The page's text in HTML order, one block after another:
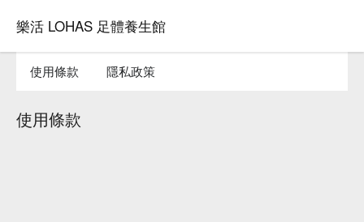
樂活 LOHAS 足體養生館
使用條款 隱私政策
使用條款